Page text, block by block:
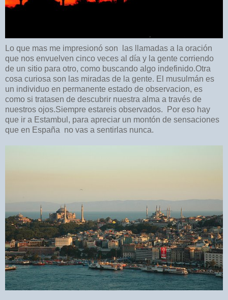
Lo que mas me impresionó son las llamadas a la oración
que nos envuelven cinco veces al día y la gente corriendo
de un sitio para otro, como buscando algo indefinido.Otra
cosa curiosa son las miradas de la gente. El musulmán es
un individuo en permanente estado de observacion, es
como si tratasen de descubrir nuestra alma a través de
nuestros ojos.Siempre estareis observados. Por eso hay
que ir a Estambul, para apreciar un montón de sensaciones
que en España no vas a sentirlas nunca.